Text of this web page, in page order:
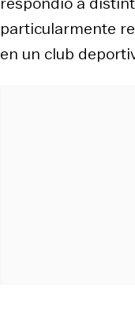
particularmente
en un club